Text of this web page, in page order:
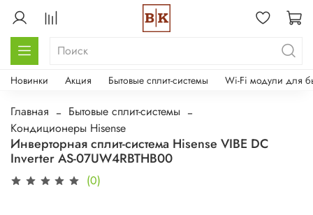
Новинки Акция Бытовые сплит-системы Wi-Fi модули для
Главная
Бытовые сплит-системы
Кондиционеры Hisense
Инверторная сплит-система Hisense VIBE DC
Inverter AS-07UW4RBTHB00
(0)